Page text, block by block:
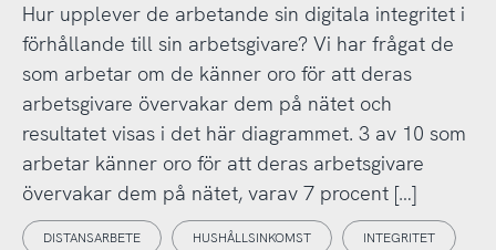
Hur upplever de arbetande sin digitala integritet i
förhållande till sin arbetsgivare? Vi har frågat de
som arbetar om de känner oro för att deras
arbetsgivare övervakar dem på nätet och
resultatet visas i det här diagrammet. 3 av 10 som
arbetar känner oro för att deras arbetsgivare
övervakar dem på nätet, varav 7 procent […]
DISTANSARBETE HUSHÅLLSINKOMST INTEGRITET